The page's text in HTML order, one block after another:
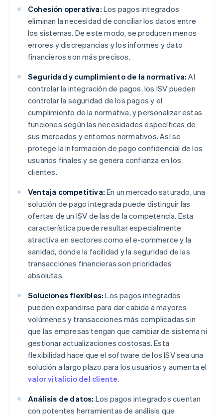
Cohesión operativa: Los pagos integrados
eliminan la necesidad de conciliar los datos entre
los sistemas. De este modo, se producen menos
errores y discrepancias y los informes y dato
financieros son más precisos.
Seguridad y cumplimiento de la normativa: Al
controlar la integración de pagos, los ISV pueden
controlar la seguridad de los pagos y el
cumplimiento de la normativa, y personalizar estas
funciones según las necesidades específicas de
sus mercados y entornos normativos. Así se
protege la información de pago confidencial de los
usuarios finales y se genera confianza en los
clientes.
Ventaja competitiva: En un mercado saturado, una
solución de pago integrada puede distinguir las
ofertas de un ISV de las de la competencia. Esta
característica puede resultar especialmente
atractiva en sectores como el e-commerce y la
sanidad, donde la facilidad y la seguridad de las
transacciones financieras son prioridades
absolutas.
Soluciones flexibles: Los pagos integrados
pueden expandirse para dar cabida a mayores
volúmenes y transacciones más complicadas sin
que las empresas tengan que cambiar de sistema ni
gestionar actualizaciones costosas. Esta
flexibilidad hace que el software de los ISV sea una
solución a largo plazo para los usuarios y aumenta el
valor vitalicio del cliente.
Análisis de datos: Los pagos integrados cuentan
con potentes herramientas de análisis que